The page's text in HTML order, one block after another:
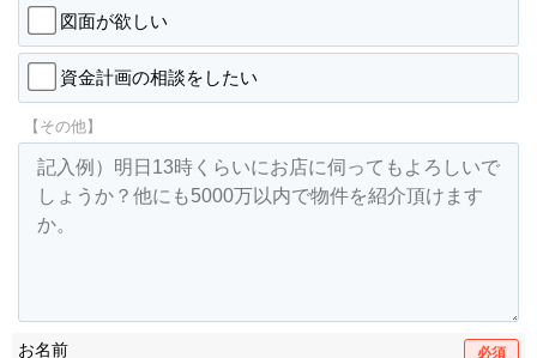
図面が欲しい
資金計画の相談をしたい
【その他】
お名前 必須